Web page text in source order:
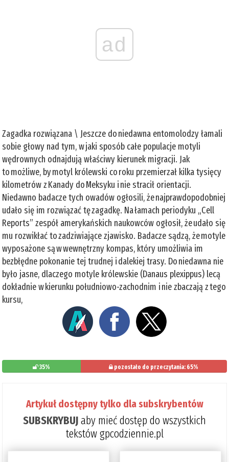
ad
Zagadka rozwiązana \ Jeszcze do niedawna entomolodzy łamali
sobie głowy nad tym, w jaki sposób całe populacje motyli
wędrownych odnajdują właściwy kierunek migracji. Jak
to możliwe, by motyl królewski co roku przemierzał kilka tysięcy
kilometrów z Kanady do Meksyku i nie stracił orientacji.
Niedawno badacze tych owadów ogłosili, że najprawdopodobniej
udało się im rozwiązać tę zagadkę. Na łamach periodyku „Cell
Reports” zespół amerykańskich naukowców ogłosił, że udało się
mu rozwikłać to zadziwiające zjawisko. Badacze sądzą, że motyle
wyposażone są w wewnętrzny kompas, który umożliwia im
bezbłędne pokonanie tej trudnej i dalekiej trasy. Do niedawna nie
było jasne, dlaczego motyle królewskie (Danaus plexippus) lecą
dokładnie w kierunku południowo-zachodnim i nie zbaczają z tego
kursu,
35% pozostało do przeczytania: 65%
Artykuł dostępny tylko dla subskrybentów
SUBSKRYBUJaby mieć dostęp do wszystkich
tekstów gpcodziennie.pl